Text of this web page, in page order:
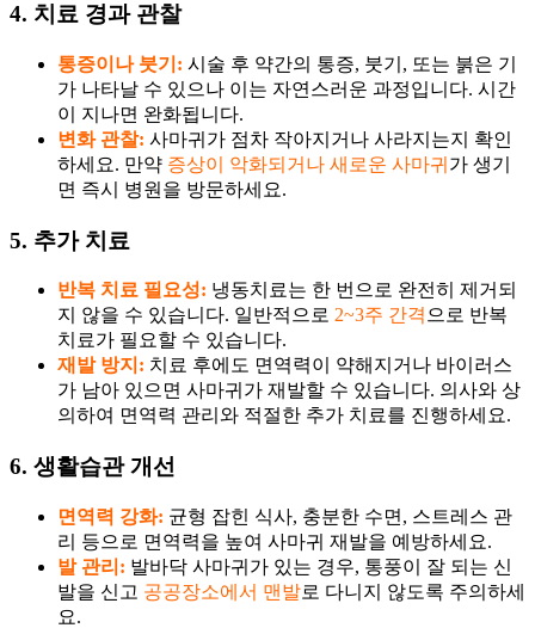
4. 치료 경과 관찰
통증이나 붓기: 시술 후 약간의 통증, 붓기, 또는 붉은 기
가 나타날 수 있으나 이는 자연스러운 과정입니다. 시간
이 지나면 완화됩니다.
변화 관찰: 사마귀가 점차 작아지거나 사라지는지 확인
하세요. 만약 증상이 악화되거나 새로운 사마귀 가 생기
면 즉시 병원을 방문하세요.
5. 추가 치료
반복 치료 필요성: 냉동치료는 한 번으로 완전히 제거되
지 않을 수 있습니다. 일반적으로 2~3주 간격 으로 반복
치료가 필요할 수 있습니다.
재발 방지: 치료 후에도 면역력이 약해지거나 바이러스
가 남아 있으면 사마귀가 재발할 수 있습니다. 의사와 상
의하여 면역력 관리와 적절한 추가 치료를 진행하세요.
6. 생활습관 개선
면역력 강화: 균형 잡힌 식사, 충분한 수면, 스트레스 관
리 등으로 면역력을 높여 사마귀 재발을 예방하세요.
발 관리: 발바닥 사마귀가 있는 경우, 통풍이 잘 되는 신
발을 신고 공공장소에서 맨발로 다니지 않도록 주의하세
요.